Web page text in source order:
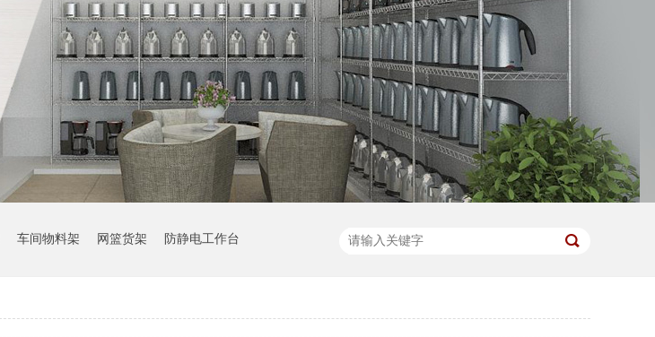
车间物料架 网篮货架 防静电工作台